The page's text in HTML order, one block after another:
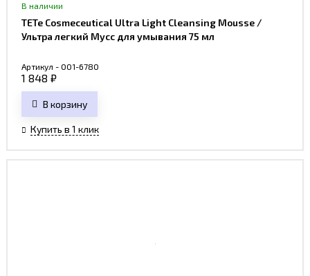
В наличии
TETe Cosmeceutical Ultra Light Cleansing Mousse /
Ультра легкий Мусс для умывания 75 мл
Артикул - 001-6780
1 848 ₽
В корзину
Купить в 1 клик